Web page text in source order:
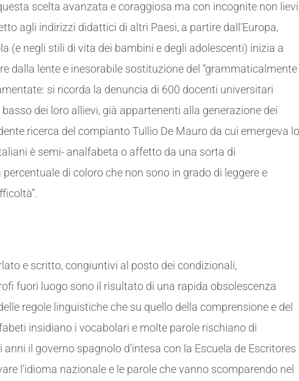
scelta avanzata e coraggiosa ma con incognite non lievi
agli indirizzi didattici di altri Paesi, a partire dall’Europa,
(e negli stili di vita dei bambini e degli adolescenti) inizia a
dalla lente e inesorabile sostituzione del “grammaticalmente
si ricorda la denuncia di 600 docenti universitari
dei loro allievi, già appartenenti alla generazione dei
ricerca del compianto Tullio De Mauro da cui emergeva lo
è semi- analfabeta o affetto da una sorta di
di coloro che non sono in grado di leggere e
e scritto, congiuntivi al posto dei condizionali,
fuori luogo sono il risultato di una rapida obsolescenza
regole linguistiche che su quello della comprensione e del
insidiano i vocabolari e molte parole rischiano di
il governo spagnolo d’intesa con la Escuela de Escritores
l’idioma nazionale e le parole che vanno scomparendo nel